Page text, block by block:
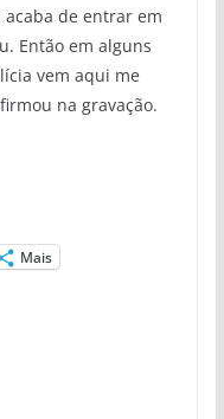
de entrar em
Então em alguns
vem aqui me
na gravação.
Mais